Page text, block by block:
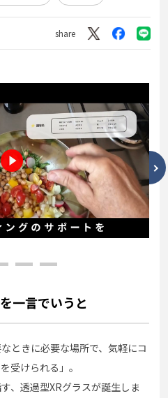
share
一言でいうと
ときに必要な場所で、気軽にコ
受けられる」。
、透過型XRグラスが誕生しま